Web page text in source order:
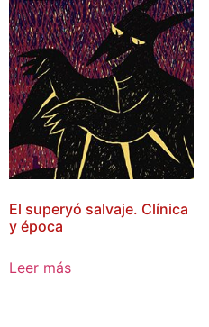
El superyó salvaje. Clínica
y época
Leer más